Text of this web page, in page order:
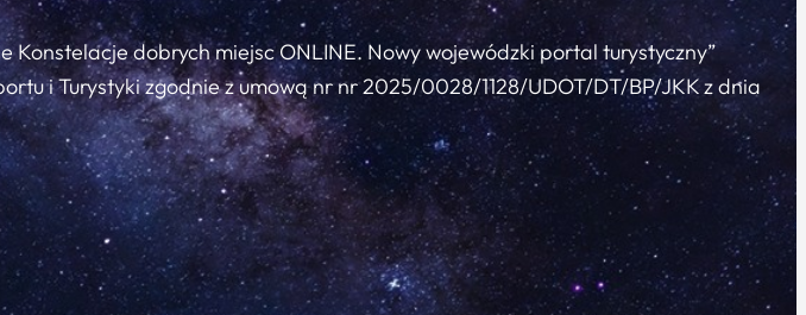
Konstelacje dobrych miejsc ONLINE. Nowy wojewódzki portal turystyczny”
i Turystyki zgodnie z umową nr nr 2025/0028/1128/UDOT/DT/BP/JKK z dnia